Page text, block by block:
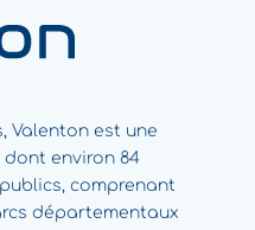
Valenton est une
dont environ 84
comprenant
départementaux